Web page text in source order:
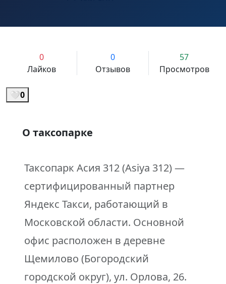
0
Лайков
0
Отзывов
57
Просмотров
🤍0
О таксопарке
Таксопарк Асия 312(Asiya 312) —
сертифицированный партнер
Яндекс Такси, работающий в
Московской области. Основной
офис расположен в деревне
Щемилово (Богородский
городской округ), ул. Орлова, 26.